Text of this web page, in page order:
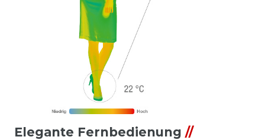
Elegante Fernbedienung //